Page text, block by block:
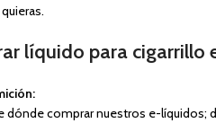
líquido para cigarrillo
comprar nuestros e-líquidos;